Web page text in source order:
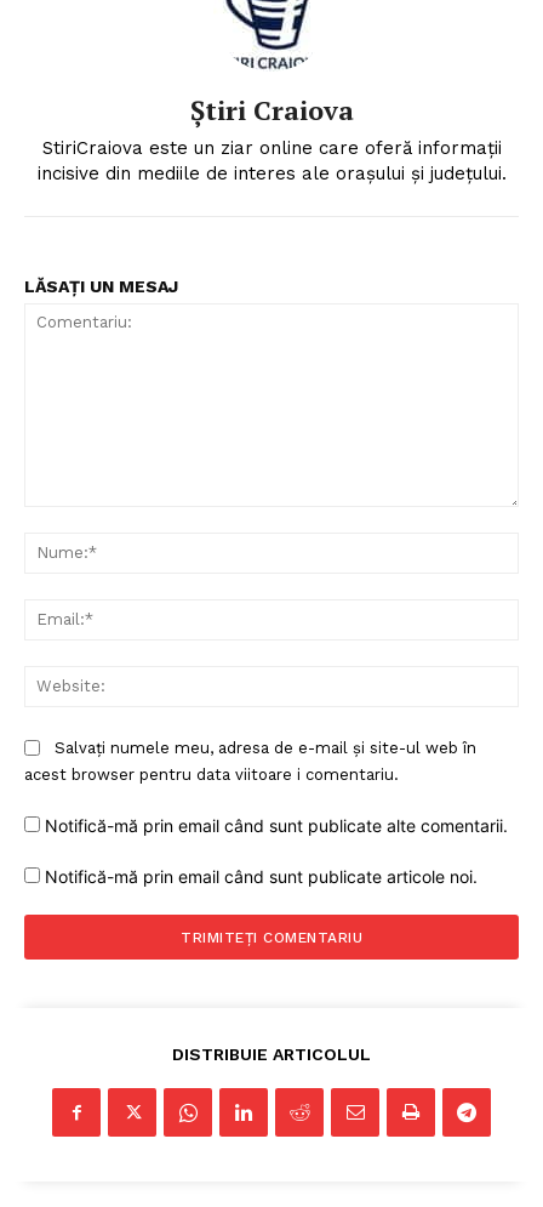
Știri Craiova
StiriCraiova este un ziar online care oferă informații
incisive din mediile de interes ale orașului și județului.
LĂSAȚI UN MESAJ
Salvați numele meu, adresa de e-mail și site-ul web în
acest browser pentru data viitoare i comentariu.
Notifică-mă prin email când sunt publicate alte comentarii.
Notifică-mă prin email când sunt publicate articole noi.
DISTRIBUIE ARTICOLUL